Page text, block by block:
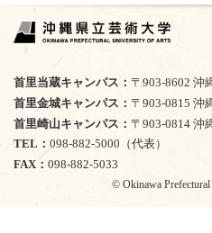
TEL
098-882-5000（代表）
FAX
098-882-5033
© Okinawa
首里当蔵キャンパス
〒903-8602 沖
首里金城キャンパス
〒903-0815 沖
首里崎山キャンパス
〒903-0814 沖